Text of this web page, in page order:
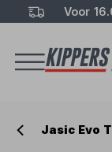
Voor
Jasic Evo